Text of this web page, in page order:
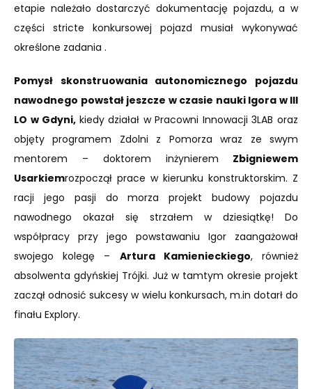
etapie należało dostarczyć dokumentację pojazdu, a w
części stricte konkursowej pojazd musiał wykonywać
określone zadania .
Pomysł skonstruowania autonomicznego pojazdu
nawodnego powstał jeszcze w czasie nauki Igora w III
LO w Gdyni, kiedy działał w Pracowni Innowacji 3LAB oraz
objęty programem Zdolni z Pomorza wraz ze swym
mentorem – doktorem inżynierem Zbigniewem
Usarkiemrozpoczął prace w kierunku konstruktorskim. Z
racji jego pasji do morza projekt budowy pojazdu
nawodnego okazał się strzałem w dziesiątkę! Do
współpracy przy jego powstawaniu Igor zaangażował
swojego kolegę – Artura Kamienieckiego, również
absolwenta gdyńskiej Trójki. Już w tamtym okresie projekt
zaczął odnosić sukcesy w wielu konkursach, m.in dotarł do
finału Explory.